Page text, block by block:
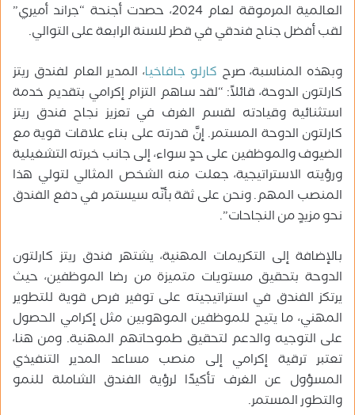
العالمية المرموقة لعام 2024، حصدت أجنحة “جراند أميري”
لقب أفضل جناح فندقي في قطر للسنة الرابعة على التوالي.
وبهذه المناسبة، صرح كارلو جافاخيا، المدير العام لفندق ريتز
كارلتون الدوحة، قائلاً: “لقد ساهم التزام إكرامي بتقديم خدمة
استثنائية وقيادته لقسم الغرف في تعزيز نجاح فندق ريتز
كارلتون الدوحة المستمر. إنَّ قدرته على بناء علاقات قوية مع
الضيوف والموظفين على حدٍ سواء، إلى جانب خبرته التشغيلية
ورؤيته الاستراتيجية، جعلت منه الشخص المثالي لتولي هذا
المنصب المهم. ونحن على ثقة بأنّه سيستمر في دفع الفندق
نحو مزيدٍ من النجاحات”.
بالإضافة إلى التكريمات المهنية، يشتهر فندق ريتز كارلتون
الدوحة بتحقيق مستويات متميزة من رضا الموظفين، حيث
يرتكز الفندق في استراتيجيته على توفير فرص قوية للتطوير
المهني، ما يتيح للموظفين الموهوبين مثل إكرامي الحصول
على التوجيه والدعم لتحقيق طموحاتهم المهنية. ومن هنا،
تعتبر ترقية إكرامي إلى منصب مساعد المدير التنفيذي
المسؤول عن الغرف تأكيدًا لرؤية الفندق الشاملة للنمو
والتطور المستمر.